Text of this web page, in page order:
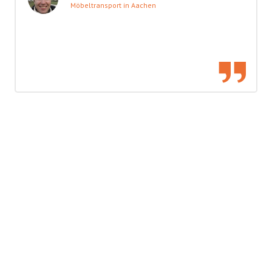
Möbeltransport in Aachen